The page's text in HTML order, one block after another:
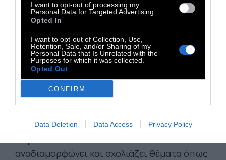
I want to opt-out of processing my
Personal Data for Targeted Advertising.
Opted In
I want to opt-out of Collection, Use,
Retention, Sale, and/or Sharing of my
Personal Data that Is Unrelated with the
Purposes for which it was collected.
Opted Out
CONFIRM
Data Deletion Data Access Privacy Policy
Ο Βαγγέλης Χούρσογλου ανοίγει το
τα έργα του μέσα στο φυσικό τους
αναδιαμορφώνει και σχολιάζει θέματα όπως